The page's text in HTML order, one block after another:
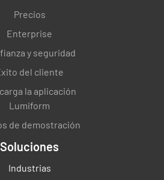
regularmente y se
en una nevera
que se ponen en la
estado?
Precios
Enterprise
y seguridad
del cliente
la aplicación
Lumiform
de demostración
Soluciones
Industrias